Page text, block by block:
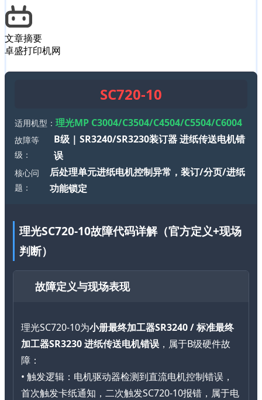
文章摘要
卓盛打印机网
SC720-10
适用机型： 理光MP C3004/C3504/C4504/C5504/C6004
故障等
级：
B级 | SR3240/SR3230装订器 进纸传送电机错
误
核心问
题：
后处理单元进纸电机控制异常，装订/分页/进纸
功能锁定
理光SC720-10故障代码详解（官方定义+现场
判断）
故障定义与现场表现
理光SC720-10为小册最终加工器SR3240 / 标准最终
加工器SR3230 进纸传送电机错误，属于B级硬件故
障：
• 触发逻辑：电机驱动器检测到直流电机控制错误，
首次触发卡纸通知，二次触发SC720-10报错，属于电